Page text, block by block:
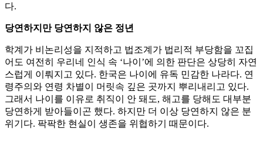
다.
당연하지만 당연하지 않은 정년
학계가 비논리성을 지적하고 법조계가 법리적 부당함을 꼬집
어도 여전히 우리네 인식 속 ‘나이’에 의한 판단은 상당히 자연
스럽게 이뤄지고 있다. 한국은 나이에 유독 민감한 나라다. 연
령주의와 연령 차별이 머릿속 깊은 곳까지 뿌리내리고 있다.
그래서 나이를 이유로 취직이 안 돼도, 해고를 당해도 대부분
당연하게 받아들이곤 했다. 하지만 더 이상 당연하지 않은 분
위기다. 팍팍한 현실이 생존을 위협하기 때문이다.